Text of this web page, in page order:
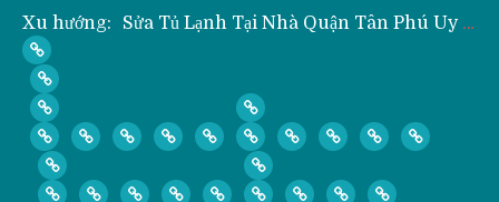
Xu hướng:
” Hỏi ” Máy Lạnh Kém Lạnh, Chỉ Có Gió Không Lạnh Phải Làm Sao?
Dịch Vụ Sửa Tủ Lạnh Tại Nhà Quận 3